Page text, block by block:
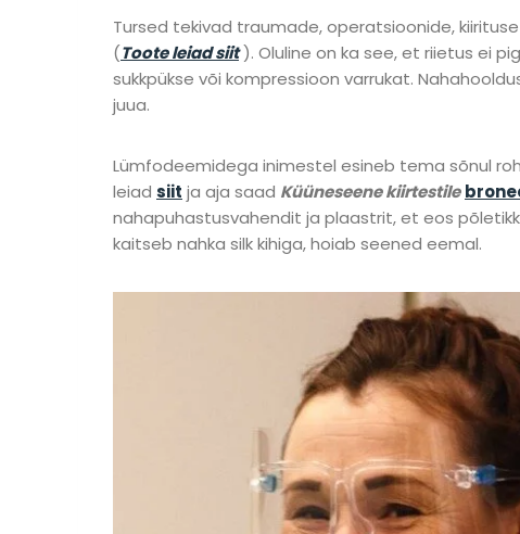
Tursed tekivad traumade, operatsioonide,
(Toote leiad siit). Oluline on ka see, et riietus ei
sukkpükse või kompressioon varrukat.
juua.
Lümfodeemidega inimestel esineb tema sõnul
leiad siit ja aja saad Küüneseene kiirtestile
nahapuhastusvahendit ja plaastrit, et eos
kaitseb nahka silk kihiga, hoiab seened eemal.